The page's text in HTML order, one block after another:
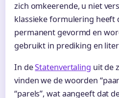
zich omkeerende, u niet
klassieke formulering heeft
permanent gevormd en
gebruikt in prediking en
In deStatenvertaling uit de
vinden we de woorden
“parels”, wat aangeeft dat